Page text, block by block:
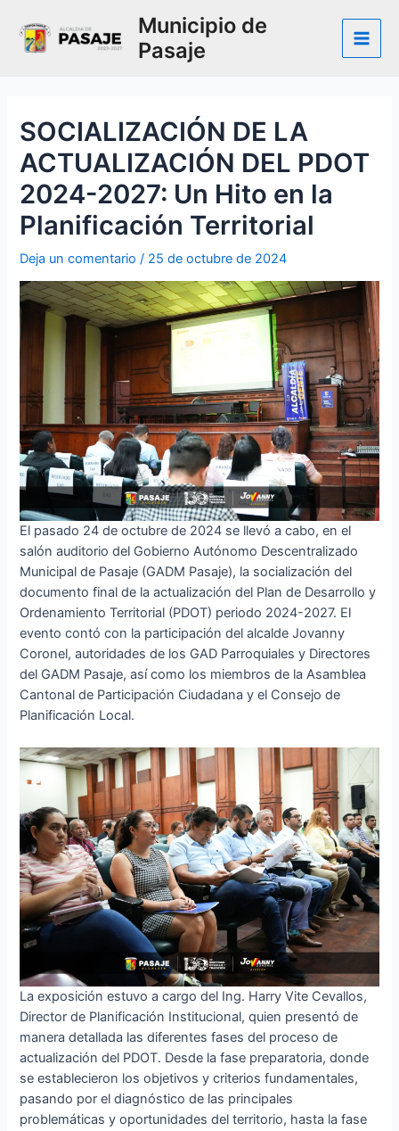
contenido
Municipio de
Pasaje
Main
SOCIALIZACIÓN DE LA
ACTUALIZACIÓN DEL PDOT
2024-2027: Un Hito en la
Planificación Territorial
Deja un comentario / 25 de octubre de 2024
El pasado 24 de octubre de 2024 se llevó a cabo, en el
salón auditorio del Gobierno Autónomo Descentralizado
Municipal de Pasaje (GADM Pasaje), la socialización del
documento final de la actualización del Plan de Desarrollo y
Ordenamiento Territorial (PDOT) periodo 2024-2027. El
evento contó con la participación del alcalde Jovanny
Coronel, autoridades de los GAD Parroquiales y Directores
del GADM Pasaje, así como los miembros de la Asamblea
Cantonal de Participación Ciudadana y el Consejo de
Planificación Local.
La exposición estuvo a cargo del Ing. Harry Vite Cevallos,
Director de Planificación Institucional, quien presentó de
manera detallada las diferentes fases del proceso de
actualización del PDOT. Desde la fase preparatoria, donde
se establecieron los objetivos y criterios fundamentales,
pasando por el diagnóstico de las principales
problemáticas y oportunidades del territorio, hasta la fase